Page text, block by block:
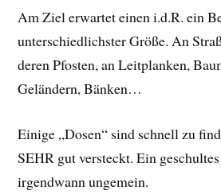
Am Ziel erwartet einen i.d.R. ein
unterschiedlichster Größe. An
deren Pfosten, an Leitplanken,
Geländern, Bänken…
Einige „Dosen“ sind schnell zu
SEHR gut versteckt. Ein
irgendwann ungemein.